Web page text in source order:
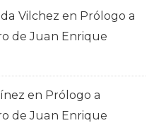
Vilchez en Prólogo a
de Juan Enrique
en Prólogo a
de Juan Enrique